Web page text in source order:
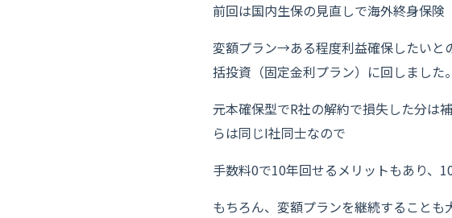
前回は国内生保の見直しで海外終身保
変額プラン→ある程度利益確保したいと
括投資（固定金利プラン）に回しました。
元本確保型でR社の解約で損失した分は
らは同じI社同士なので
手数料0で10年回せるメリットもあり、
もちろん、変額プランを継続すること